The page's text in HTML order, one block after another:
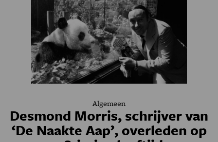
Algemeen
Desmond Morris, schrijver van
‘De Naakte Aap’, overleden op